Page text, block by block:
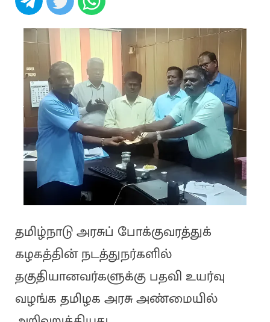
தமிழ்நாடு அரசுப் போக்குவரத்துக்
கழகத்தின் நடத்துநர்களில்
தகுதியானவர்களுக்கு பதவி உயர்வு
வழங்க தமிழக அரசு அண்மையில்